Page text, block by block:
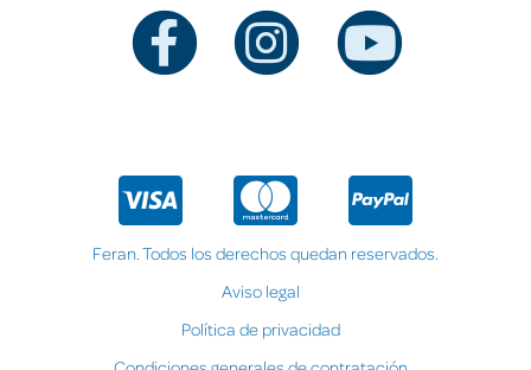
Feran. Todos los derechos quedan reservados.
Aviso legal
Política de privacidad